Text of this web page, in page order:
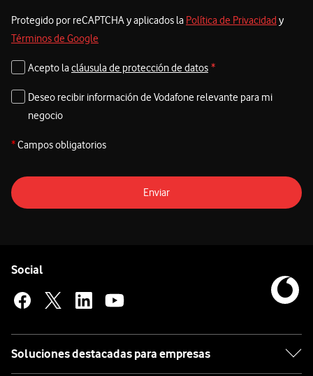
Protegido por reCAPTCHA y aplicados la Política de Privacidad y
Términos de Google
Acepto lacláusula de protección de datos *
Deseo recibir información de Vodafone relevante para mi
negocio
*Campos obligatorios
Enviar
Social
Soluciones destacadas para empresas